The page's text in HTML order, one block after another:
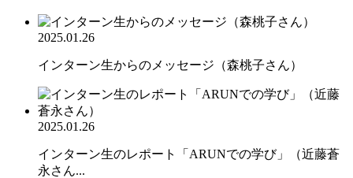
2025.01.26
インターン生からのメッセージ（森桃子さん）
2025.01.26
インターン生のレポート「ARUNでの学び」（近藤蒼
永さん...